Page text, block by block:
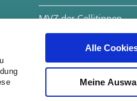
Alle
Meine
MVZ der Cellitinnen
Interdisziplinäres
Jobs